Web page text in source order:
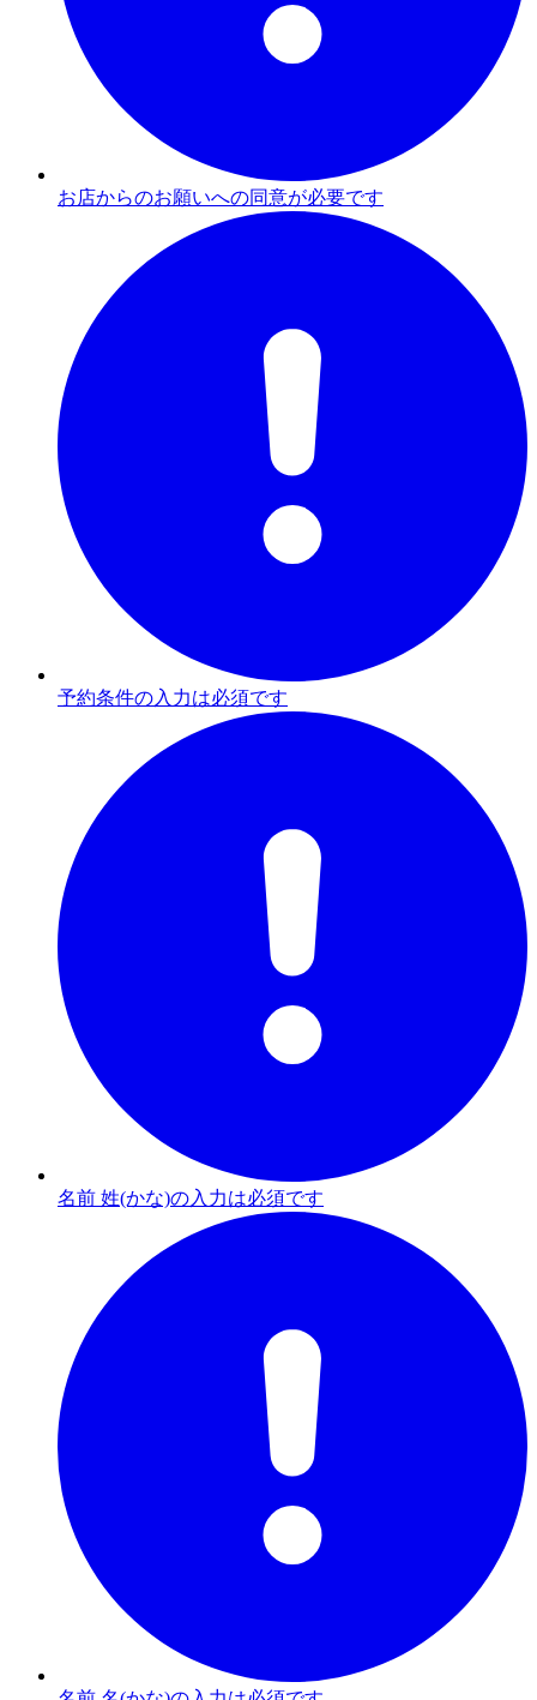
お店からのお願いへの同意が必要です
予約条件の入力は必須です
名前 姓(かな)の入力は必須です